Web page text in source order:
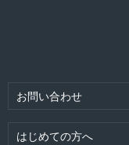
お問い合わせ
はじめての方へ